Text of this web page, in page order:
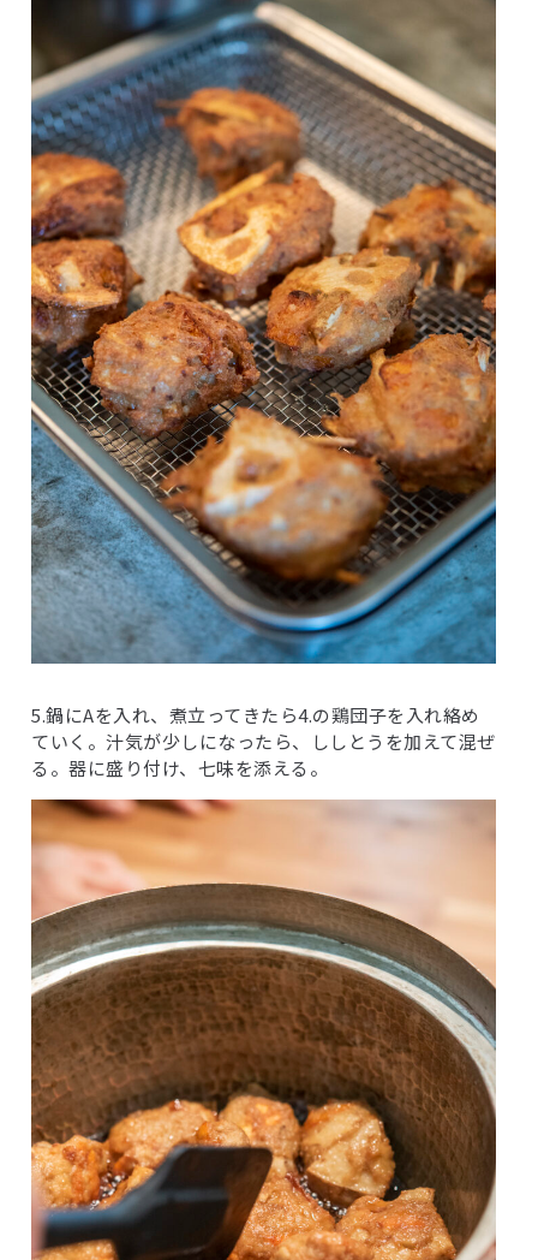
5.鍋にAを入れ、煮立ってきたら4.の鶏団子を入れ絡め
ていく。汁気が少しになったら、ししとうを加えて混ぜ
る。器に盛り付け、七味を添える。